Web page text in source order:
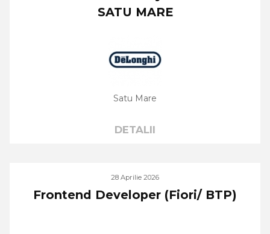
SATU MARE
Satu Mare
DETALII
28 Aprilie 2026
Frontend Developer (Fiori/ BTP)